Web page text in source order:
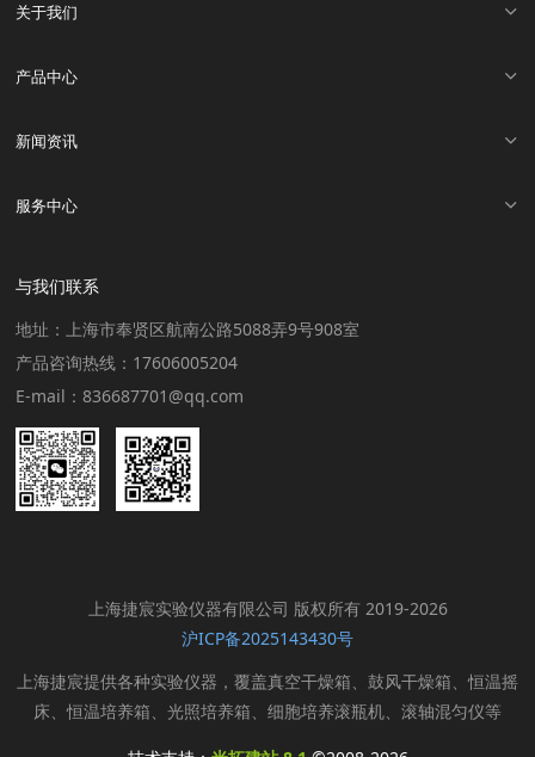
关于我们
产品中心
新闻资讯
服务中心
与我们联系
地址：上海市奉贤区航南公路5088弄9号908室
产品咨询热线：17606005204
E-mail：836687701@qq.com
上海捷宸实验仪器有限公司 版权所有 2019-2026
沪ICP备2025143430号
上海捷宸提供各种实验仪器，覆盖真空干燥箱、鼓风干燥箱、恒温摇
床、恒温培养箱、光照培养箱、细胞培养滚瓶机、滚轴混匀仪等